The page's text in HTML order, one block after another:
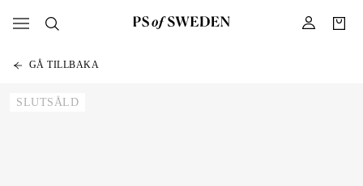
GÅ TILLBAKA
SLUTSÅLD